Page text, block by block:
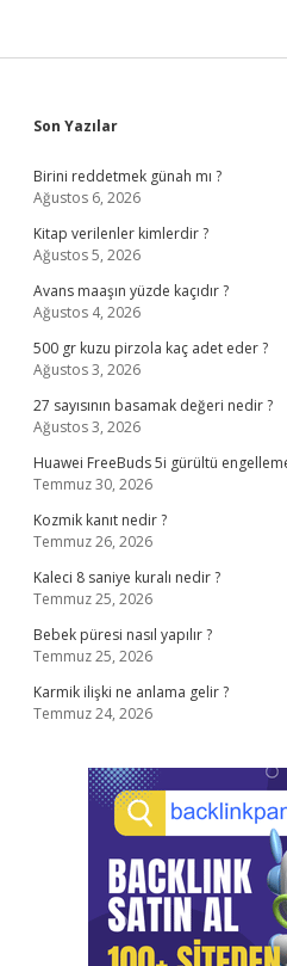
Sidebar
Son Yazılar
Birini reddetmek günah mı ?
Ağustos 6, 2026
Kitap verilenler kimlerdir ?
Ağustos 5, 2026
Avans maaşın yüzde kaçıdır ?
Ağustos 4, 2026
500 gr kuzu pirzola kaç adet eder ?
Ağustos 3, 2026
27 sayısının basamak değeri nedir ?
Ağustos 3, 2026
Huawei FreeBuds 5i gürültü engelleme
Temmuz 30, 2026
Kozmik kanıt nedir ?
Temmuz 26, 2026
Kaleci 8 saniye kuralı nedir ?
Temmuz 25, 2026
Bebek püresi nasıl yapılır ?
Temmuz 25, 2026
Karmik ilişki ne anlama gelir ?
Temmuz 24, 2026